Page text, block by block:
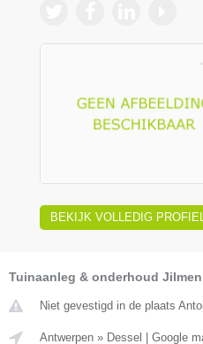
BEKIJK VOLLEDIG PROFIEL
Tuinaanleg & onderhoud
Niet gevestigd in de plaats
Antwerpen » Dessel | Google